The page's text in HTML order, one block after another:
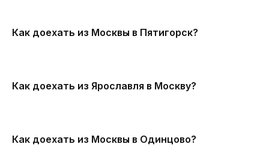
Как доехать из Москвы в Пятигорск?
Как доехать из Ярославля в Москву?
Как доехать из Москвы в Одинцово?